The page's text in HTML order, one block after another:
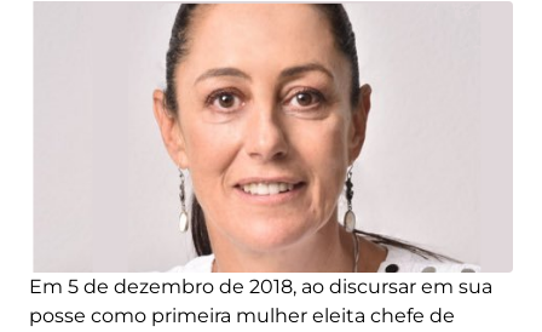
Em 5 de dezembro de 2018, ao discursar em sua
posse como primeira mulher eleita chefe de